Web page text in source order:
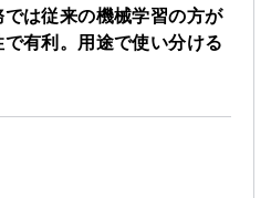
は従来の機械学習の方が
有利。用途で使い分ける